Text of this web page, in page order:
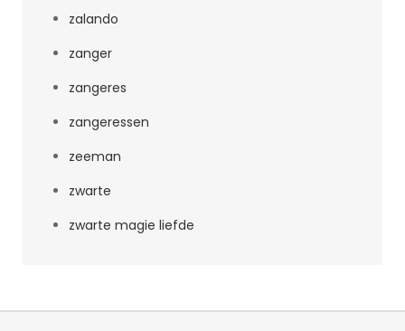
zalando
zanger
zangeres
zangeressen
zeeman
zwarte
zwarte magie liefde